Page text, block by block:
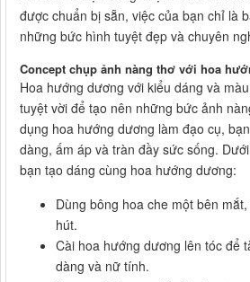
được chuẩn bị sẵn, việc của bạn chỉ là
những bức hình tuyệt đẹp và chuyên
Concept chụp ảnh nàng thơ với hoa
Hoa hướng dương với kiểu dáng và
tuyệt vời để tạo nên những bức ảnh
dụng hoa hướng dương làm đạo cụ,
dàng, ấm áp và tràn đầy sức sống.
bạn tạo dáng cùng hoa hướng dương:
Dùng bông hoa che một bên
hút.
Cài hoa hướng dương lên tóc để
dàng và nữ tính.